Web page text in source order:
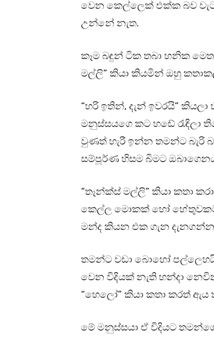
වෙන කෙල්ලෙක් එක්ක බව
උන්නේ නැත.
කෑම බඳුන් ටික තබා හනික
මල්ලි” කියා කියමින් ඔහු
“හරි ඉතින්, දැන් ඉවරයි”
මනුස්සයගෙ කට හඬේ රැඳිලා
වුණත් හැරී ඉන්න තමන්ට බැරි
සම්පූර්ණ හිසම බිමට
“තෑන්ක්ස් මල්ලි” කියා කතා
කෙල්ල මොකක් හෝ හේතුවකට
මන්ද කියන එක ගැන
තමන්ට වඩා බොහෝ
වෙන විදියක් නැති හන්දා
“හෙලෝ” කියා කතා කරත් ඇය
මේ මනුස්සයා ඒ විදියට